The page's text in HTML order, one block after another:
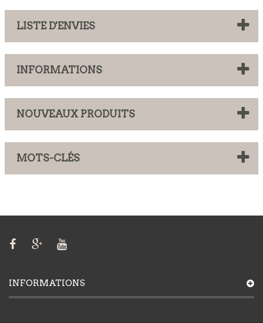
LISTE D'ENVIES
INFORMATIONS
NOUVEAUX PRODUITS
MOTS-CLÉS
INFORMATIONS